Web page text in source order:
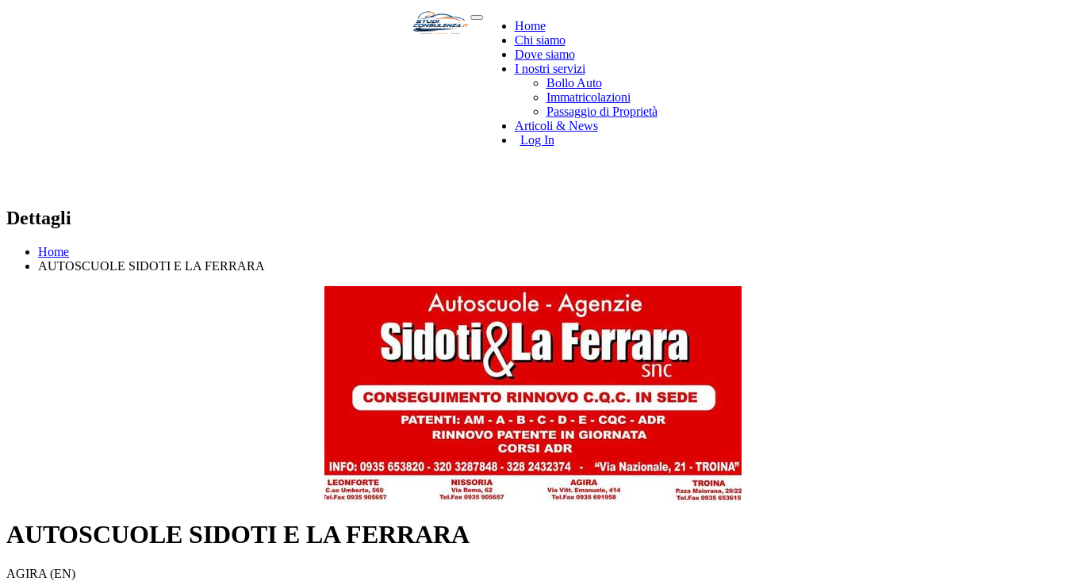
Home
Chi siamo
Dove siamo
I nostri servizi
Bollo Auto
Immatricolazioni
Passaggio di Proprietà
Articoli & News
Log In
Dettagli
Home
AUTOSCUOLE SIDOTI E LA FERRARA
AUTOSCUOLE SIDOTI E LA FERRARA
AGIRA (EN)